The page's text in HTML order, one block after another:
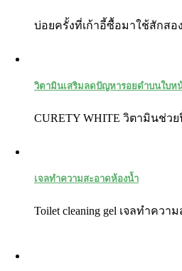
บ่อยครั้งที่เก้าอี้ซื้อมาใช้สักส
วิตามินเสริมลดปัญหารอยดำบนใบห
CURETY WHITE วิตามินช่
เจลทำความสะอาดห้องนํ้า
Toilet cleaning gel เจลทำคว